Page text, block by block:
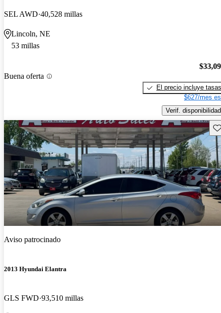
SEL AWD 40,528 millas
Lincoln, NE
53 millas
Buena oferta
El precio incluye tasas
$627/mes
Verif. disponibilidad
Aviso patrocinado
2013 Hyundai Elantra
GLS FWD 93,510 millas